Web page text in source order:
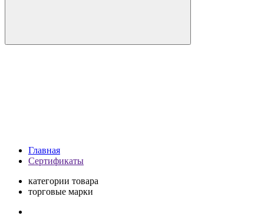
Главная
Сертификаты
категории товара
торговые марки